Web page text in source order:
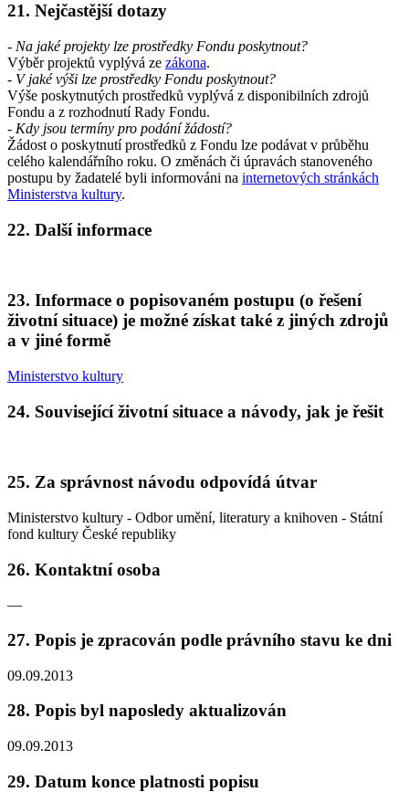
21. Nejčastější dotazy
- Na jaké projekty lze prostředky Fondu poskytnout?
Výběr projektů vyplývá ze zákona.
- V jaké výši lze prostředky Fondu poskytnout?
Výše poskytnutých prostředků vyplývá z disponibilních zdrojů
Fondu a z rozhodnutí Rady Fondu.
- Kdy jsou termíny pro podání žádostí?
Žádost o poskytnutí prostředků z Fondu lze podávat v průběhu
celého kalendářního roku. O změnách či úpravách stanoveného
postupu by žadatelé byli informováni na internetových stránkách
Ministerstva kultury.
22. Další informace
23. Informace o popisovaném postupu (o řešení
životní situace) je možné získat také z jiných zdrojů
a v jiné formě
Ministerstvo kultury
24. Související životní situace a návody, jak je řešit
25. Za správnost návodu odpovídá útvar
Ministerstvo kultury - Odbor umění, literatury a knihoven - Státní
fond kultury České republiky
26. Kontaktní osoba
—
27. Popis je zpracován podle právního stavu ke dni
09.09.2013
28. Popis byl naposledy aktualizován
09.09.2013
29. Datum konce platnosti popisu